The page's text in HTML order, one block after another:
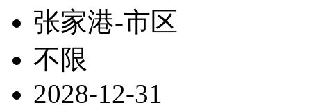
张家港-市区
不限
2028-12-31